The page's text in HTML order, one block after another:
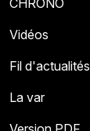
CHRONO
Vidéos
Fil d'actualités
La var